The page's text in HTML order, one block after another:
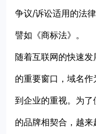
争议/诉讼适用的法
譬如《商标法》。
随着互联网的快速
的重要窗口，域名
到企业的重视。为了
的品牌相契合，越